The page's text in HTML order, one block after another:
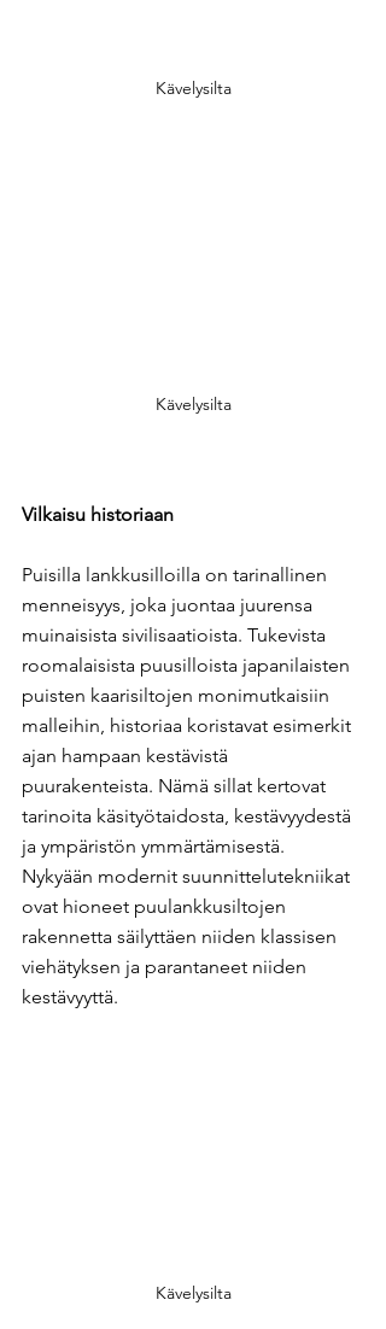
Kävelysilta
Kävelysilta
Vilkaisu historiaan
Puisilla lankkusilloilla on tarinallinen
menneisyys, joka juontaa juurensa
muinaisista sivilisaatioista. Tukevista
roomalaisista puusilloista japanilaisten
puisten kaarisiltojen monimutkaisiin
malleihin, historiaa koristavat esimerkit
ajan hampaan kestävistä
puurakenteista. Nämä sillat kertovat
tarinoita käsityötaidosta, kestävyydestä
ja ympäristön ymmärtämisestä.
Nykyään modernit suunnittelutekniikat
ovat hioneet puulankkusiltojen
rakennetta säilyttäen niiden klassisen
viehätyksen ja parantaneet niiden
kestävyyttä.
Kävelysilta